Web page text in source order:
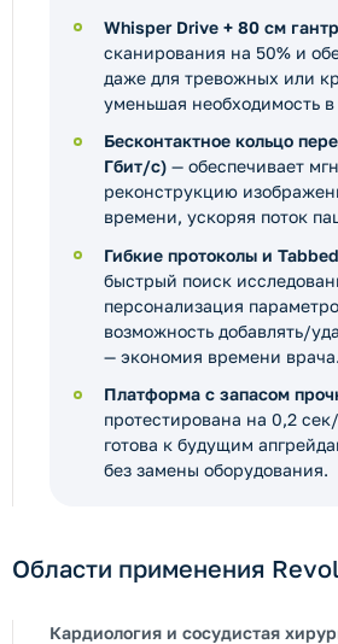
Whisper Drive + 80 см
сканирования на 50% и
даже для тревожных или
уменьшая необходимость
Бесконтактное кольцо
Гбит/с) — обеспечивает
реконструкцию
времени, ускоряя поток
Гибкие протоколы и
быстрый поиск
персонализация
возможность добавлять/
— экономия времени врача.
Платформа с запасом
протестирована на 0,2
готова к будущим
без замены оборудования.
Области применения
Кардиология и сосудистая